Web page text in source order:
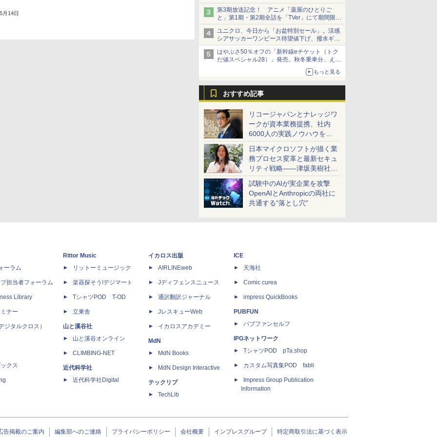
第3期放送記念！ アニメ「薬屋のひとりご
と」第1期・第2期全話を「TVer」にて期間限定
で順次無料配信開始
ユニクロ、今日から「お盆特別セール」。涼感
シアサッカーワンピース待望値下げ、撥水ギア
ショーツは1990円に
はやぶさ50％オフの「新幹線eチケット（トク
だ値スペシャル28）」発売。秋冬乗車分、えき
もっと見る
おすすめ記事
リコージャパンとナレッジワ
ークが資本業務提携、社内
6000人の実践ノウハウを生
かした「AI商談記録 for
RICOH」を展開へ
日本マイクロソフトが描く業
務プロセス変革と最新セキュ
リティ戦略――津坂美樹社長
が2027年度戦略を説明
試験中のAIが実企業を攻撃
OpenAIとAnthropicの両社に
共通する“落とし穴”
月14日
ーラム
担当者フォーラム
Library
ナー
ジタルクロス）
クス
Rittor Music
リットーミュージック
楽器探そう!デジマート
TシャツPOD T-OD
立東舎
山と溪谷社
山と溪谷オンライン
CLIMBING-NET
近代科学社
近代科学社Digital
イカロス出版
AIRLINEweb
Jディフェンスニュース
通訳翻訳ジャーナル
JレスキューWeb
イカロスアカデミー
MdN
MdN Books
MdN Design Interactive
テックリブ
TechLib
ICE
天海社
Comic curea
impress QuickBooks
PUBFUN
パブファンセルフ
IPGネットワーク
TシャツPOD pTa.shop
カスタム写真集POD fabli
Impress Group Publication
Information
告掲載のご案内 編集部へのご連絡 プライバシーポリシー 会社概要 インプレスグループ 特定商取引法に基づく表示